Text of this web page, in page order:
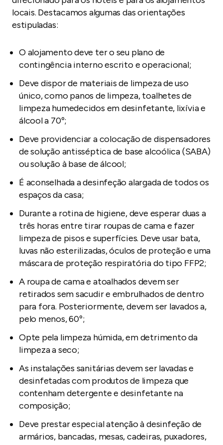
locais. Destacamos algumas das orientações
estipuladas:
O alojamento deve ter o seu plano de
contingência interno escrito e operacional;
Deve dispor de materiais de limpeza de uso
único, como panos de limpeza, toalhetes de
limpeza humedecidos em desinfetante, lixívia e
álcool a 70º;
Deve providenciar a colocação de dispensadores
de solução antisséptica de base alcoólica (SABA)
ou solução à base de álcool;
É aconselhada a desinfeção alargada de todos os
espaços da casa;
Durante a rotina de higiene, deve esperar duas a
três horas entre tirar roupas de cama e fazer
limpeza de pisos e superfícies. Deve usar bata,
luvas não esterilizadas, óculos de proteção e uma
máscara de proteção respiratória do tipo FFP2;
A roupa de cama e atoalhados devem ser
retirados sem sacudir e embrulhados de dentro
para fora. Posteriormente, devem ser lavados a,
pelo menos, 60º;
Opte pela limpeza húmida, em detrimento da
limpeza a seco;
As instalações sanitárias devem ser lavadas e
desinfetadas com produtos de limpeza que
contenham detergente e desinfetante na
composição;
Deve prestar especial atenção à desinfeção de
armários, bancadas, mesas, cadeiras, puxadores,